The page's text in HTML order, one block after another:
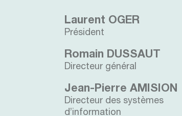
Laurent OGER
Président
Romain DUSSAUT
Directeur général
Jean-Pierre AMISION
Directeur des systèmes
d’information